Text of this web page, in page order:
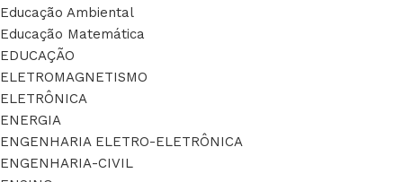
Educação Ambiental
Educação Matemática
EDUCAÇÃO
ELETROMAGNETISMO
ELETRÔNICA
ENERGIA
ENGENHARIA ELETRO-ELETRÔNICA
ENGENHARIA-CIVIL